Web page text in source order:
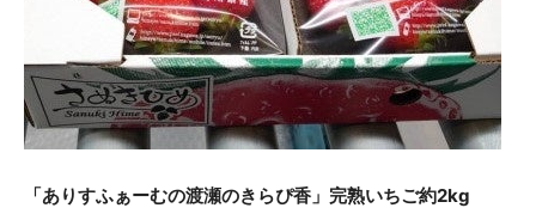
「ありすふぁーむの渡瀬のきらぴ香」完熟いちご約2kg